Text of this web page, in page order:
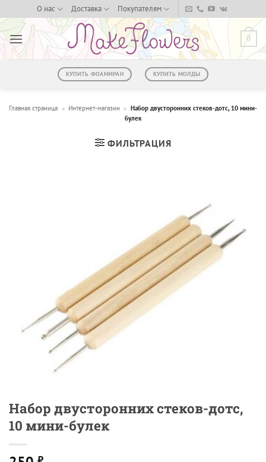
to
content
О нас Доставка Покупателям
0
КУПИТЬ ФОАМИРАН КУПИТЬ МОЛДЫ
Главная страница » Интернет-магазин » Набор двусторонних стеков-дотс, 10 мини-
булек
ФИЛЬТРАЦИЯ
Набор двусторонних стеков-дотс,
10 мини-булек